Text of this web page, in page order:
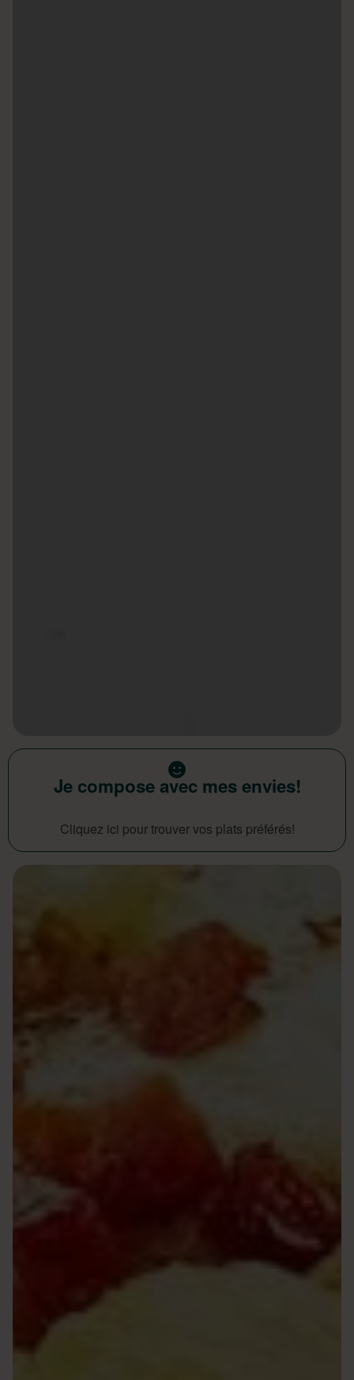
Je compose avec mes envies!
Cliquez ici pour trouver vos plats préférés!